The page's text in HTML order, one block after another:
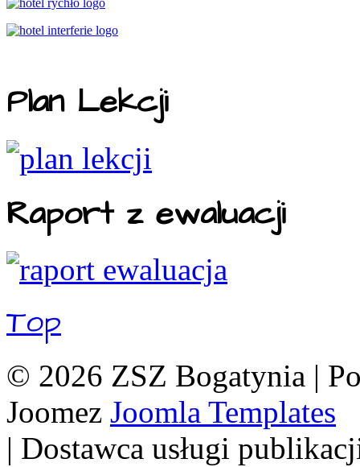
Plan Lekcji
Raport z ewaluacji
Top
© 2026 ZSZ Bogatynia |
Joomez Joomla Templates
| Dostawca usługi